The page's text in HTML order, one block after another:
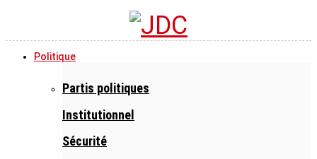
Politique
Partis politiques
Institutionnel
Sécurité